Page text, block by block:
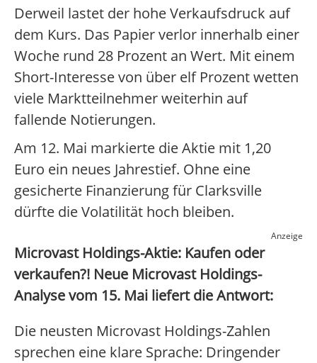
Derweil lastet der hohe Verkaufsdruck auf
dem Kurs. Das Papier verlor innerhalb einer
Woche rund 28 Prozent an Wert. Mit einem
Short-Interesse von über elf Prozent wetten
viele Marktteilnehmer weiterhin auf
fallende Notierungen.
Am 12. Mai markierte die Aktie mit 1,20
Euro ein neues Jahrestief. Ohne eine
gesicherte Finanzierung für Clarksville
dürfte die Volatilität hoch bleiben.
Anzeige
Microvast Holdings-Aktie: Kaufen oder
verkaufen?! Neue Microvast Holdings-
Analyse vom 15. Mai liefert die Antwort:
Die neusten Microvast Holdings-Zahlen
sprechen eine klare Sprache: Dringender